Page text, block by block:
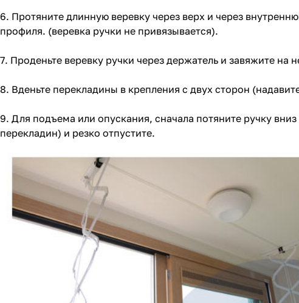
6. Протяните длинную веревку через верх и через
профиля. (веревка ручки не привязывается).
7. Проденьте веревку ручки через держатель и завяжите на
8. Вденьте перекладины в крепления с двух сторон
9. Для подъема или опускания, сначала потяните ручку
перекладин) и резко отпустите.